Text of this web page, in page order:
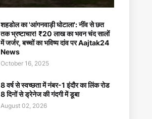
शहडोल का 'आंगनवाड़ी घोटाला': नींव से छत
तक भ्रष्टाचार! ₹20 लाख का भवन चंद सालों
में जर्जर, बच्चों का भविष्य दांव पर Aajtak24
News
October 16, 2025
8 वर्ष से स्वच्छता में नंबर-1 इंदौर का लिंक रोड
8 दिनों से ड्रेनेज की गंदगी में डूबा
August 02, 2026